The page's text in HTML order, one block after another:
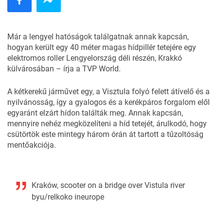
Már a lengyel hatóságok találgatnak annak kapcsán,
hogyan került egy 40 méter magas hídpillér tetejére egy
elektromos roller Lengyelország déli részén, Krakkó
külvárosában – írja a TVP World.
A kétkerekű járművet egy, a Visztula folyó felett átívelő és a
nyilvánosság, így a gyalogos és a kerékpáros forgalom elől
egyaránt elzárt hídon találták meg. Annak kapcsán,
mennyire nehéz megközelíteni a híd tetejét, árulkodó, hogy
csütörtök este mintegy három órán át tartott a tűzoltóság
mentőakciója.
Kraków, scooter on a bridge over Vistula river
byu/relkoko ineurope